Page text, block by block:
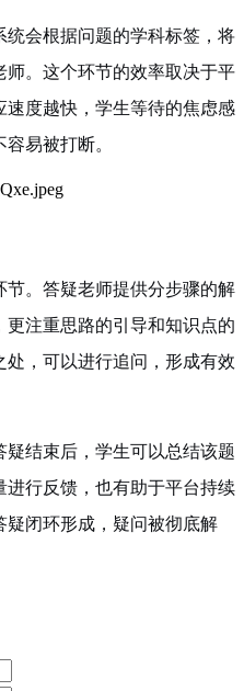
统会根据问题的学科标签，将
。这个环节的效率取决于平
度越快，学生等待的焦虑感
易被打断。
节。答疑老师提供分步骤的解
注重思路的引导和知识点的
，可以进行追问，形成有效
疑结束后，学生可以总结该题
进行反馈，也有助于平台持续
闭环形成，疑问被彻底解